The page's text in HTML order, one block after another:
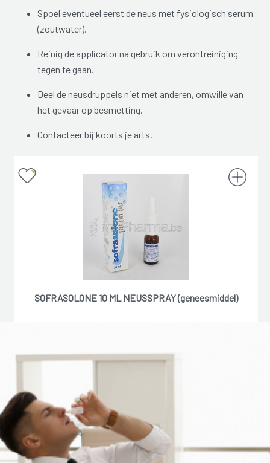
Spoel eventueel eerst de neus met fysiologisch serum
(zoutwater).
Reinig de applicator na gebruik om verontreiniging
tegen te gaan.
Deel de neusdruppels niet met anderen, omwille van
het gevaar op besmetting.
Contacteer bij koorts je arts.
SOFRASOLONE 10 ML NEUSSPRAY (geneesmiddel)